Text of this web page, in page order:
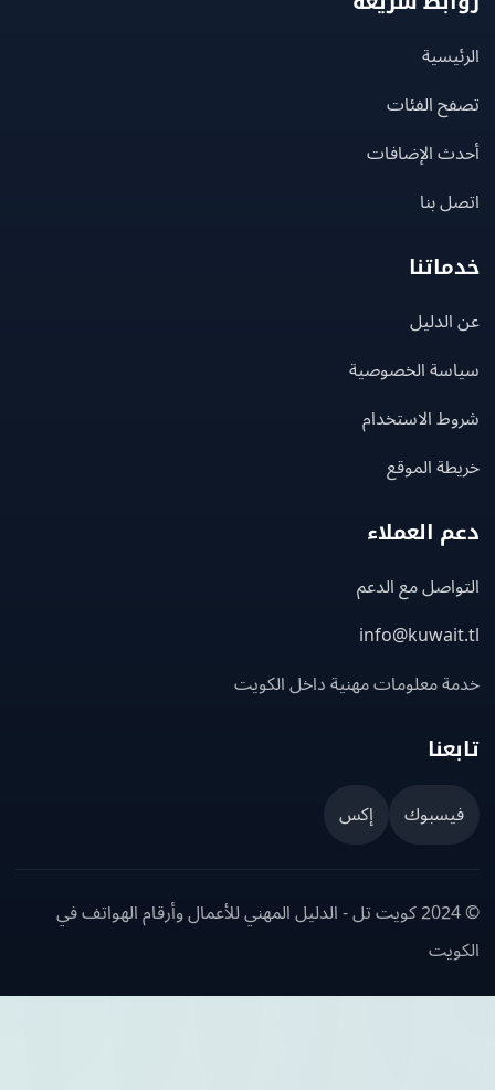
الفئات
الإضافات
بنا
الخصوصية
الاستخدام
الموقع
العملاء
مع الدعم
معلومات مهنية داخل الكويت
إكس
© 2024 كويت تل - الدليل المهني للأعمال وأرقام الهواتف في